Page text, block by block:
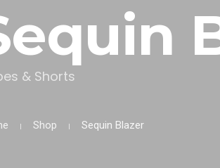
& Shorts
Shop Sequin Blazer